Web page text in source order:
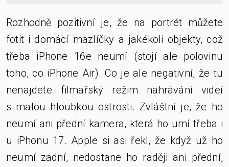
Rozhodně pozitivní je, že na portrét můžete
fotit i domácí mazlíčky a jakékoli objekty, což
třeba iPhone 16e neumí (stojí ale polovinu
toho, co iPhone Air). Co je ale negativní, že tu
nenajdete filmařský režim nahrávání videí
s malou hloubkou ostrosti. Zvláštní je, že ho
neumí ani přední kamera, která ho umí třeba i
u iPhonu 17. Apple si asi řekl, že když už ho
neumí zadní, nedostane ho raději ani přední,